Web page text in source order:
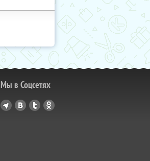
Мы в Соцсетях